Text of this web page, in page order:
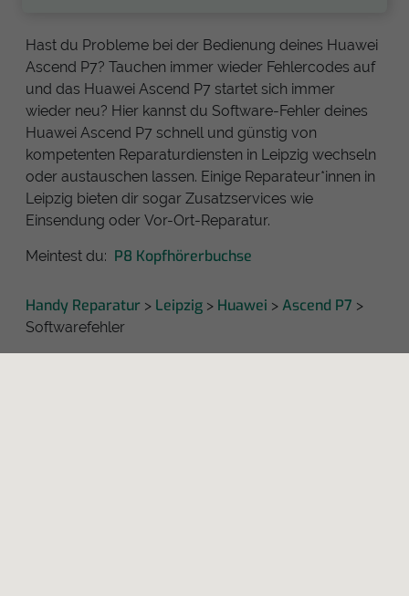
Hast du Probleme bei der Bedienung deines Huawei
Ascend P7? Tauchen immer wieder Fehlercodes auf
und das Huawei Ascend P7 startet sich immer
wieder neu? Hier kannst du Software-Fehler deines
Huawei Ascend P7 schnell und günstig von
kompetenten Reparaturdiensten in Leipzig wechseln
oder austauschen lassen. Einige Reparateur*innen in
Leipzig bieten dir sogar Zusatzservices wie
Einsendung oder Vor-Ort-Reparatur.
Meintest du: P8 Kopfhörerbuchse
Handy Reparatur > Leipzig > Huawei > Ascend P7 >
Softwarefehler